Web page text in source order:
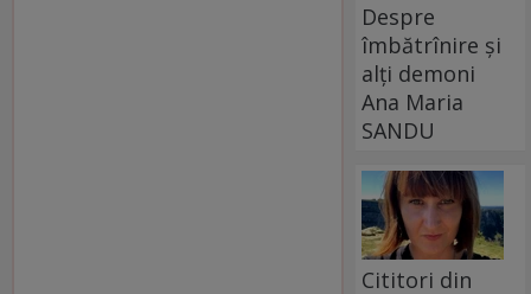
Despre
îmbătrînire și
alți demoni
Ana Maria
SANDU
Cititori din